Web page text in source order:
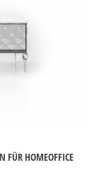
FÜR HOMEOFFICE